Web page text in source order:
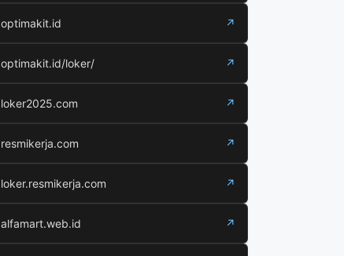
optimakit.id ↗
optimakit.id/loker/ ↗
loker2025.com ↗
resmikerja.com ↗
loker.resmikerja.com ↗
alfamart.web.id ↗